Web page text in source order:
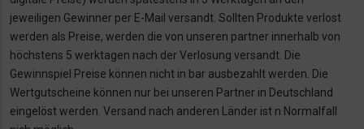
jeweiligen Gewinner per E-Mail versandt. Sollten Produkte verlost
werden als Preise, werden die von unseren partner innerhalb von
höchstens 5 werktagen nach der Verlosung versandt. Die
Gewinnspiel Preise können nicht in bar ausbezahlt werden. Die
Wertgutscheine können nur bei unseren Partner in Deutschland
eingelöst werden. Versand nach anderen Länder ist n Normalfall